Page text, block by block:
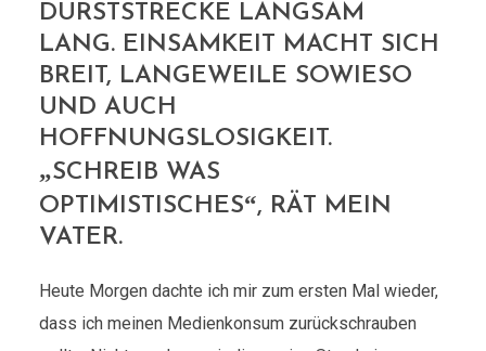
DURSTSTRECKE LANGSAM
LANG. EINSAMKEIT MACHT SICH
BREIT, LANGEWEILE SOWIESO
UND AUCH
HOFFNUNGSLOSIGKEIT.
„SCHREIB WAS
OPTIMISTISCHES“, RÄT MEIN
VATER.
Heute Morgen dachte ich mir zum ersten Mal wieder,
dass ich meinen Medienkonsum zurückschrauben